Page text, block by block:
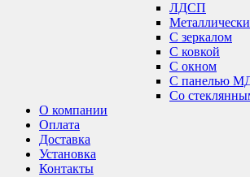
ЛДСП
С зеркалом
С ковкой
С окном
С панелью
Со
О компании
Оплата
Доставка
Установка
Контакты